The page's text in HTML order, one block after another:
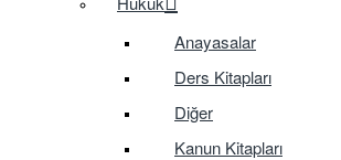
Anayasalar
Ders Kitapları
Diğer
Kanun Kitapları